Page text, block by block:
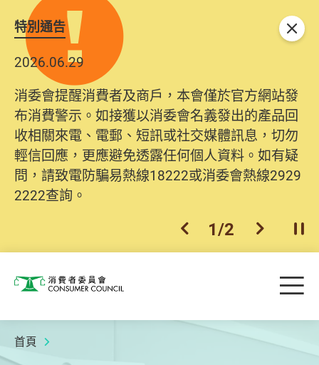
特別通告
2026.06.29
消委會提醒消費者及商戶，本會僅於官方網站發
布消費警示。如接獲以消委會名義發出的產品回
收相關來電、電郵、短訊或社交媒體訊息，切勿
輕信回應，更應避免透露任何個人資料。如有疑
問，請致電防騙易熱線18222或消委會熱線2929
2222查詢。
上一個
1/2 下一個開
關閉
消費者委員會 目
首頁